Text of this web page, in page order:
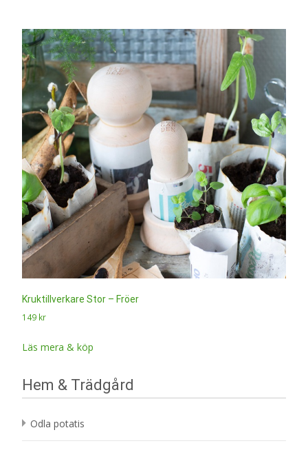
Kruktillverkare Stor – Fröer
149 kr
Läs mera & köp
Hem & Trädgård
Odla potatis